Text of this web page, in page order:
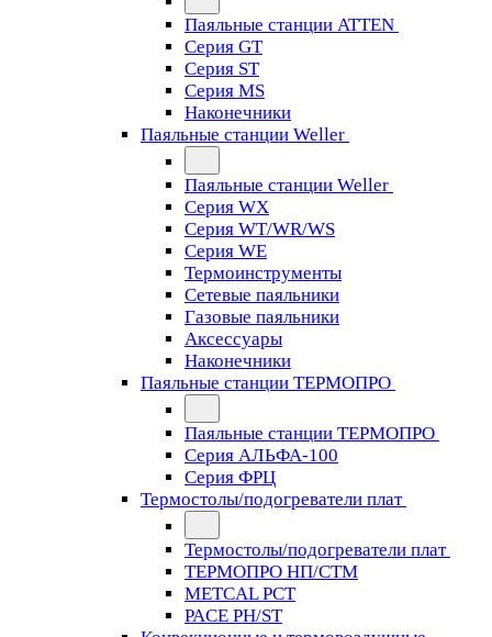
Паяльные станции ATTEN
Серия GT
Серия ST
Серия MS
Наконечники
Паяльные станции Weller
Паяльные станции Weller
Серия WX
Серия WT/WR/WS
Серия WE
Термоинструменты
Сетевые паяльники
Газовые паяльники
Аксессуары
Наконечники
Паяльные станции ТЕРМОПРО
Паяльные станции ТЕРМОПРО
Серия АЛЬФА-100
Серия ФРЦ
Термостолы/подогреватели плат
Термостолы/подогреватели плат
ТЕРМОПРО НП/СТМ
METCAL PCT
PACE PH/ST